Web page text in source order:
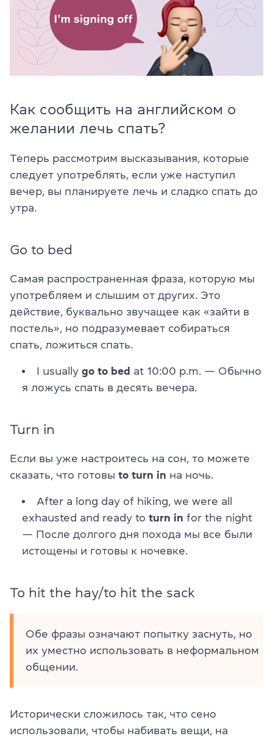
Как сообщить на английском о
желании лечь спать?
Теперь рассмотрим высказывания, которые
следует употреблять, если уже наступил
вечер, вы планируете лечь и сладко спать до
утра.
Go to bed
Самая распространенная фраза, которую мы
употребляем и слышим от других. Это
действие, буквально звучащее как «зайти в
постель», но подразумевает собираться
спать, ложиться спать.
I usually go to bed at 10:00 p.m. — Обычно
я ложусь спать в десять вечера.
Turn in
Если вы уже настроитесь на сон, то можете
сказать, что готовы to turn in на ночь.
After a long day of hiking, we were all
exhausted and ready to turn in for the night
— После долгого дня похода мы все были
истощены и готовы к ночевке.
To hit the hay/to hit the sack
Обе фразы означают попытку заснуть, но
их уместно использовать в неформальном
общении.
Исторически сложилось так, что сено
использовали, чтобы набивать вещи, на